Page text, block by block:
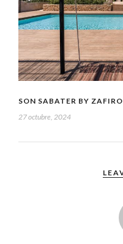
SON SABATER BY ZAFIRO
27 octubre, 2024